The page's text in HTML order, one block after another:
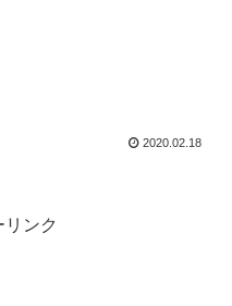
2020.02.18
リンク